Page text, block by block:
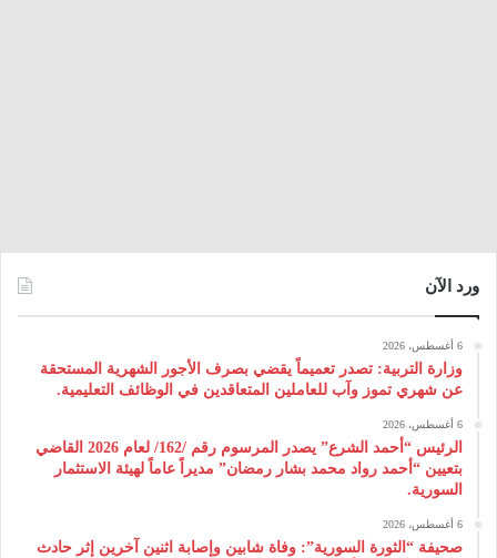
ورد الآن
6 أغسطس، 2026
وزارة التربية: تصدر تعميماً يقضي بصرف الأجور الشهرية المستحقة
عن شهري تموز وآب للعاملين المتعاقدين في الوظائف التعليمية.
6 أغسطس، 2026
الرئيس “أحمد الشرع” يصدر المرسوم رقم /162/ لعام 2026 ‌القاضي
بتعيين “أحمد رواد محمد بشار رمضان” مديراً عاماً لهيئة ‌الاستثمار
السورية.
6 أغسطس، 2026
صحيفة “الثورة السورية”: وفاة شابين وإصابة اثنين آخرين إثر حادث